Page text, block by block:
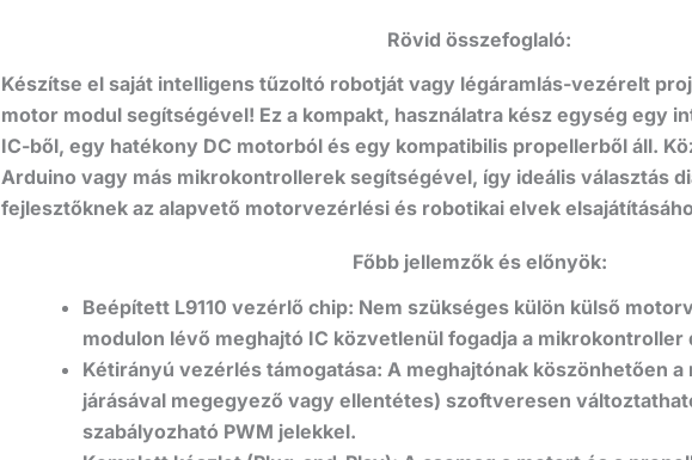
Rövid összefoglaló:
Készítse el saját intelligens tűzoltó robotját vagy légáramlás-vezérelt
motor modul segítségével! Ez a kompakt, használatra kész egység egy
IC-ből, egy hatékony DC motorból és egy kompatibilis propellerből áll.
Arduino vagy más mikrokontrollerek segítségével, így ideális választás
fejlesztőknek az alapvető motorvezérlési és robotikai elvek
Főbb jellemzők és előnyök:
Beépített L9110 vezérlő chip: Nem szükséges külön külső
modulon lévő meghajtó IC közvetlenül fogadja a mikrokontroller
Kétirányú vezérlés támogatása: A meghajtónak köszönhetően
járásával megegyező vagy ellentétes) szoftveresen
szabályozható PWM jelekkel.